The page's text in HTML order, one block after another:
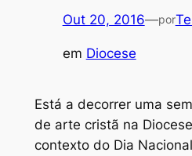
Out 20, 2016—por
em Diocese
Está a decorrer uma
de arte cristã na
contexto do Dia